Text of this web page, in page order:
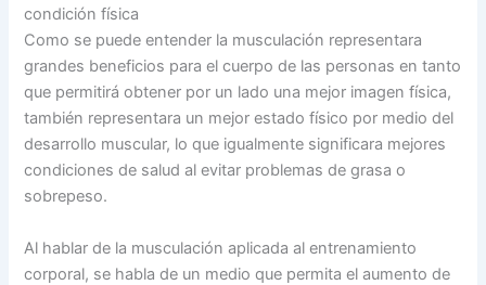
condición física
Como se puede entender la musculación representara
grandes beneficios para el cuerpo de las personas en tanto
que permitirá obtener por un lado una mejor imagen física,
también representara un mejor estado físico por medio del
desarrollo muscular, lo que igualmente significara mejores
condiciones de salud al evitar problemas de grasa o
sobrepeso.
Al hablar de la musculación aplicada al entrenamiento
corporal, se habla de un medio que permita el aumento de